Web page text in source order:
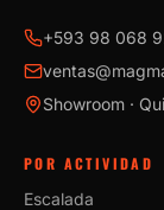
+593 98 068
Showroom ·
POR ACTIVIDAD
Escalada